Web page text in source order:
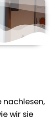
nachlesen,
wir sie